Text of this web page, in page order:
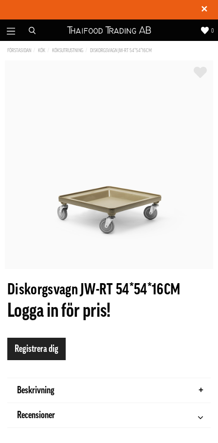
✕
0
FÖRSTASIDAN KÖK KÖKSUTRUSTNING DISKORGSVAGN JW-RT 54*54*16CM
Diskorgsvagn JW-RT 54*54*16CM
Logga in för pris!
Registrera dig
Beskrivning
Recensioner